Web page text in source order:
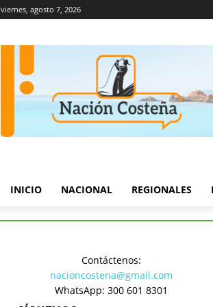
viernes, agosto 7, 2026
INICIO NACIONAL REGIONALES
Turismo y Cultura
Niños
Contáctenos:
nacioncostena@gmail.com
WhatsApp: 300 601 8301